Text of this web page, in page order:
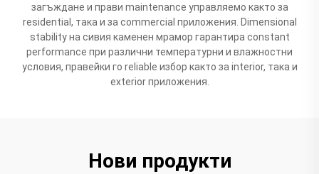
загъждане и прави maintenance управляемо както за
residential, така и за commercial приложения. Dimensional
stability на сивия каменен мрамор гарантира constant
performance при различни температурни и влажностни
условия, правейки го reliable избор както за interior, така и
exterior приложения.
Нови продукти